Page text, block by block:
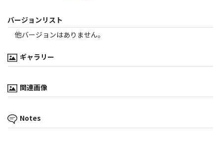
バージョンリスト
他バージョンはありません。
ギャラリー
関連画像
Notes